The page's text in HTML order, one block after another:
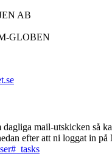
AB
GLOBEN
mail-utskicken så
efter att ni loggat in på